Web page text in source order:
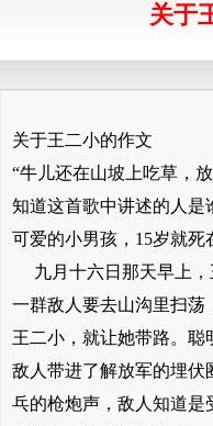
关于
关于王二小的作文
“牛儿还在山坡上吃草，放
知道这首歌中讲述的人是
可爱的小男孩，15岁就死
九月十六日那天早上，
一群敌人要去山沟里扫荡
王二小，就让她带路。
敌人带进了解放军的埋伏
乓的枪炮声，敌人知道是